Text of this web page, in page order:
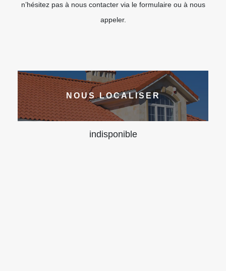
n’hésitez pas à nous contacter via le formulaire ou à nous
appeler.
NOUS LOCALISER
indisponible